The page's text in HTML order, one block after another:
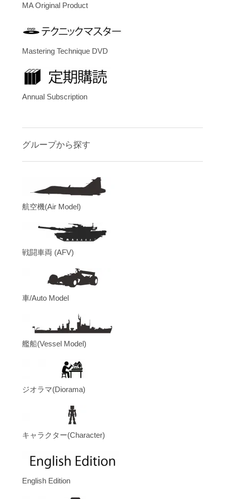
MA Original Product
Mastering Technique DVD
Annual Subscription
グループから探す
航空機(Air Model)
戦闘車両 (AFV)
車/Auto Model
艦船(Vessel Model)
ジオラマ(Diorama)
キャラクター(Character)
English Edition